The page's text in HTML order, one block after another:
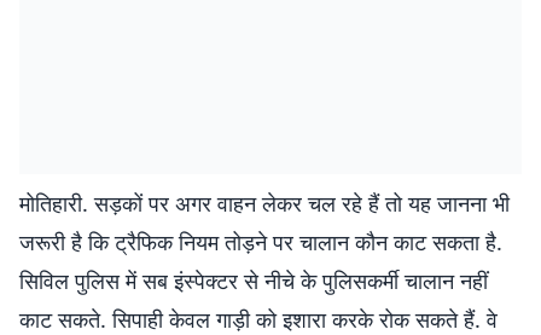
मोतिहारी. सड़कों पर अगर वाहन लेकर चल रहे हैं तो यह जानना भी
जरूरी है कि ट्रैफिक नियम तोड़ने पर चालान कौन काट सकता है.
सिविल पुलिस में सब इंस्पेक्टर से नीचे के पुलिसकर्मी चालान नहीं
काट सकते. सिपाही केवल गाड़ी को इशारा करके रोक सकते हैं. वे